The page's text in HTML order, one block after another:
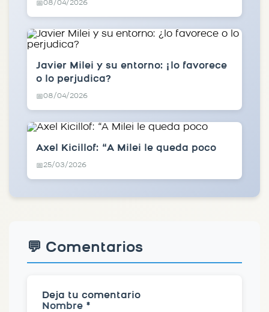
📅08/04/2026
Javier Milei y su entorno: ¿lo favorece
o lo perjudica?
📅08/04/2026
Axel Kicillof: “A Milei le queda poco
📅25/03/2026
💬 Comentarios
Deja tu comentario
Nombre *